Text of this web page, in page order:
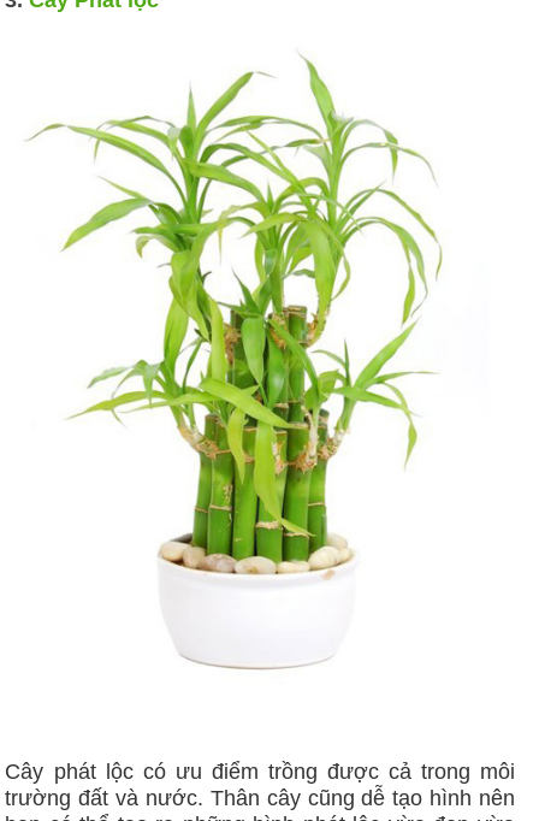
Cây phát lộc có ưu điểm trồng được cả trong môi
trường đất và nước. Thân cây cũng dễ tạo hình nên